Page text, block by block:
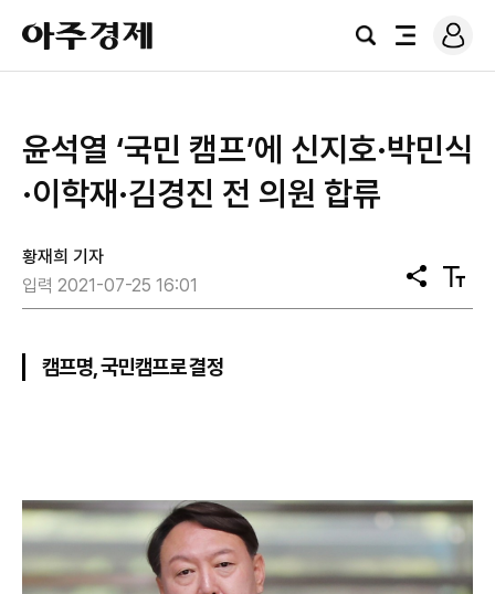
아
주
경
검
전
로
그
윤석열 ‘국민 캠프’에 신지호·박민식
·이학재·김경진 전 의원 합류
황재희 기자
입력 2021-07-25 16:01
공
유
텍
스
캠프명, 국민캠프로 결정